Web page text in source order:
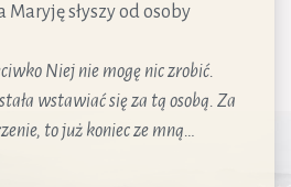
słyszy od osoby
Niej nie mogę nic zrobić.
wstawiać się za tą osobą. Za
to już koniec ze mną…